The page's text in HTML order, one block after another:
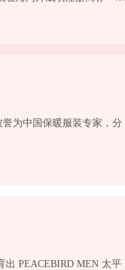
为中国保暖服装专家，分
出 PEACEBIRD MEN 太平